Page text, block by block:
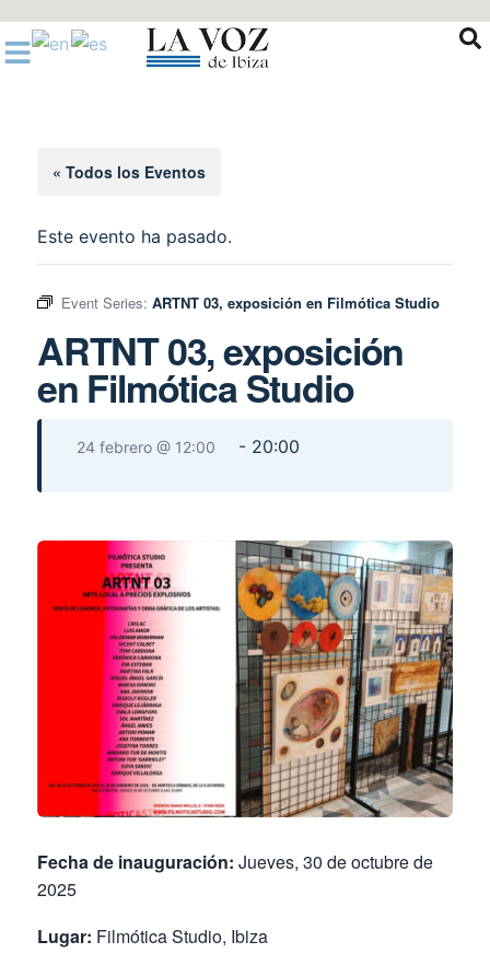
al
contenido
« Todos los Eventos
Este evento ha pasado.
Event Series: ARTNT 03, exposición en Filmótica Studio
ARTNT 03, exposición
en Filmótica Studio
24 febrero @ 12:00 - 20:00
Fecha de inauguración: Jueves, 30 de octubre de
2025
Lugar: Filmótica Studio, Ibiza